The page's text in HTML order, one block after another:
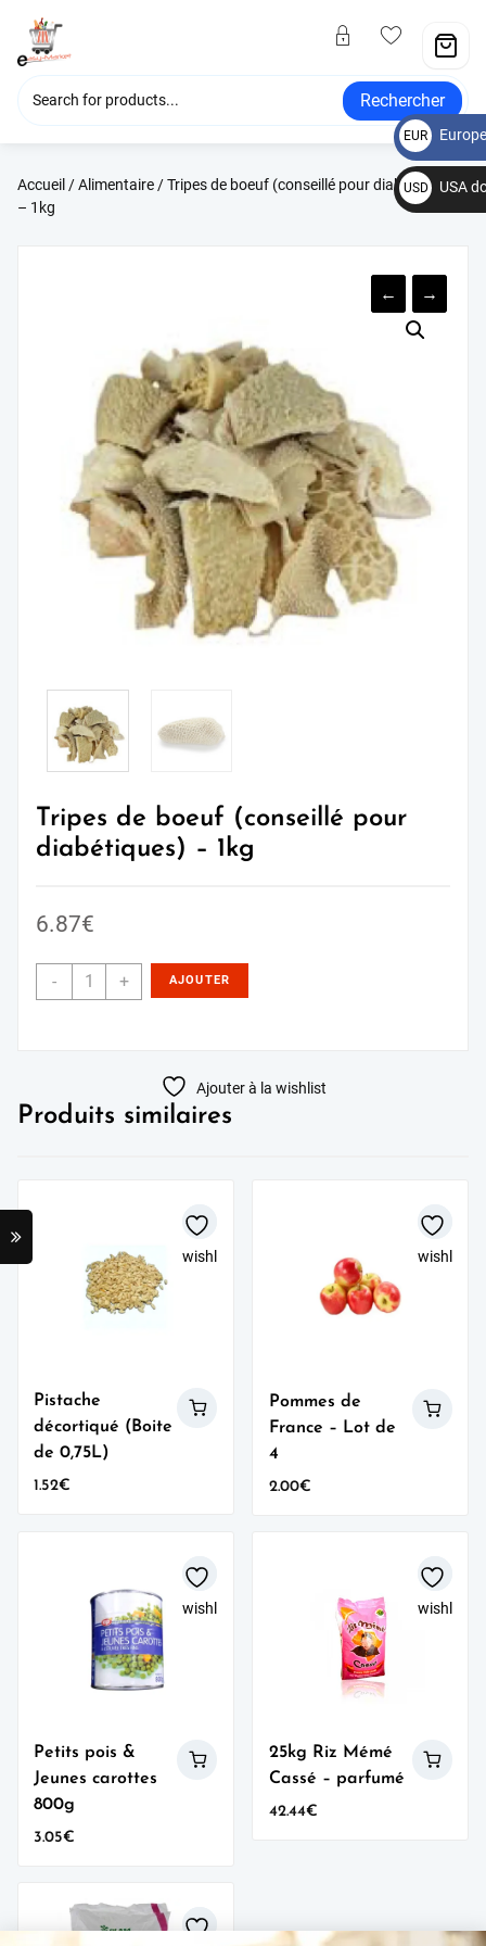
Rechercher
Accueil /Alimentaire/ Tripes de boeuf (conseillé pour diabétiques)
– 1kg
← →
Tripes de boeuf (conseillé pour
diabétiques) – 1kg
6.87€
- + AJOUTER
Ajouter à la wishlist
Produits similaires
wishlist
Pistache
décortiqué (Boite
de 0,75L)
1.52€
wishlist
Pommes de
France – Lot de
4
2.00€
wishlist
Petits pois &
Jeunes carottes
800g
3.05€
wishlist
25kg Riz Mémé
Cassé – parfumé
42.44€
EUR
€
USD
$
USA